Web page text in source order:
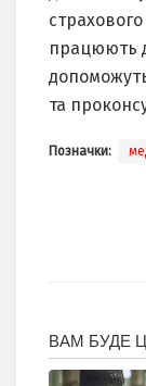
працюють
та
Позначки: